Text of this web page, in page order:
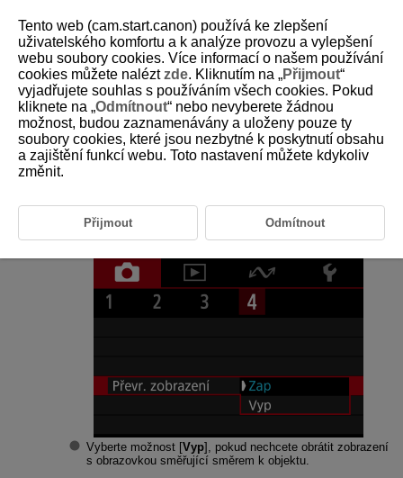
D250-037
Obrácené zobrazení
Pokud snímáte s obrazovkou otočenou směrem k objektu (směrem
k přední části videokamery), můžete zobrazit zrcadlový obrázek.
Vyberte možnost [ Převr. zobrazení] (
Vyberte možnost [Zap ].
Vyberte možnost [Vyp], pokud nechcete obrátit zobrazení
s obrazovkou směřující směrem k objektu.
Tento web (cam.start.canon) používá ke zlepšení
uživatelského komfortu a k analýze provozu a vylepšení
webu soubory cookies. Více informací o našem používání
cookies můžete naléztzde. Kliknutím na „Přijmout“
vyjadřujete souhlas s používáním všech cookies. Pokud
kliknete na „Odmítnout“ nebo nevyberete žádnou
možnost, budou zaznamenávány a uloženy pouze ty
soubory cookies, které jsou nezbytné k poskytnutí obsahu
a zajištění funkcí webu. Toto nastavení můžete kdykoliv
změnit.
Přijmout Odmítnout